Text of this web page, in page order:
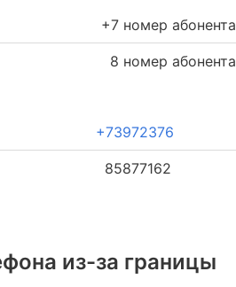
+7 номер абонента
8 номер абонента
+73972376
85877162
из-за границы